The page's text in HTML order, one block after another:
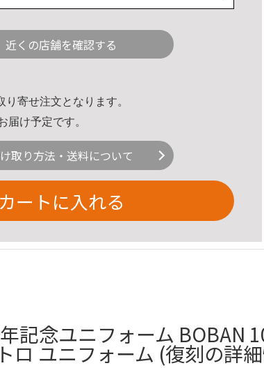
近くの店舗を確認する
寄せ注文となります。
届け予定です。
取り方法・送料について
カートに入れる
記念ユニフォーム BOBAN
ロ ユニフォーム (復刻の詳